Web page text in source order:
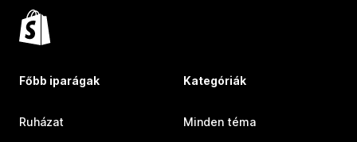
Főbb iparágak
Ruházat
Kategóriák
Minden téma